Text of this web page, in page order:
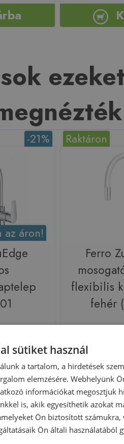
-21%
az áron!
Ft
Raktáron
Ferro
flexibilis
fehér
22 600 Ft
sütiket használ
a tartalom, a hirdetések
elemzésére. Webhelyünk
információkat megosztjuk
is, akik egyesíthetik azokat
Ön biztosított számukra,
Ön általi használatából